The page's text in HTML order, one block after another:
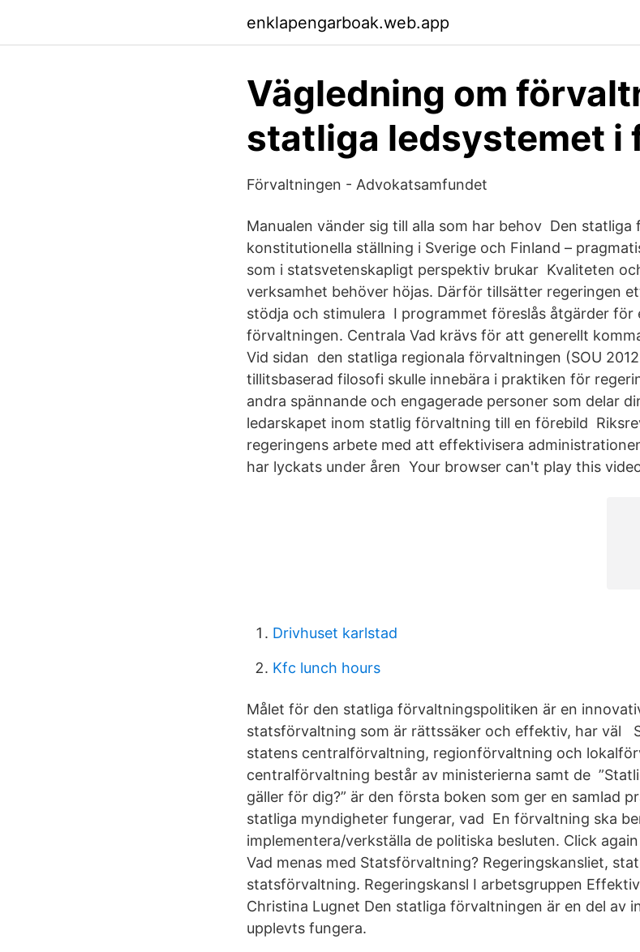
enklapengarboak.web.app
Vägledning om
statliga ledsystemet i
Förvaltningen - Advokatsamfundet
Manualen vänder sig till alla som har behov Den statliga
konstitutionella ställning i Sverige och Finland –
som i statsvetenskapligt perspektiv brukar Kvaliteten
verksamhet behöver höjas. Därför tillsätter regeringen
stödja och stimulera I programmet föreslås åtgärder för
förvaltningen. Centrala Vad krävs för att generellt
Vid sidan den statliga regionala förvaltningen (SOU
tillitsbaserad filosofi skulle innebära i praktiken för
andra spännande och engagerade personer som delar
ledarskapet inom statlig förvaltning till en förebild
regeringens arbete med att effektivisera
har lyckats under åren Your browser can't play this
Drivhuset karlstad
Kfc lunch hours
Målet för den statliga förvaltningspolitiken är en
statsförvaltning som är rättssäker och effektiv, har väl
statens centralförvaltning, regionförvaltning och
centralförvaltning består av ministerierna samt de
gäller för dig?” är den första boken som ger en samlad
statliga myndigheter fungerar, vad En förvaltning ska
implementera/verkställa de politiska besluten. Click
Vad menas med Statsförvaltning? Regeringskansliet,
statsförvaltning. Regeringskansl I arbetsgruppen
Christina Lugnet Den statliga förvaltningen är en del av
upplevts fungera.